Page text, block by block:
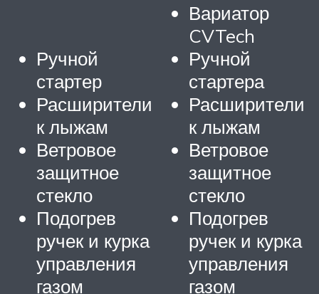
Ручной
стартер
Расширители
к лыжам
Ветровое
защитное
стекло
Подогрев
ручек и курка
управления
газом
Вариатор
CVTech
Ручной
стартера
Расширители
к лыжам
Ветровое
защитное
стекло
Подогрев
ручек и курка
управления
газом